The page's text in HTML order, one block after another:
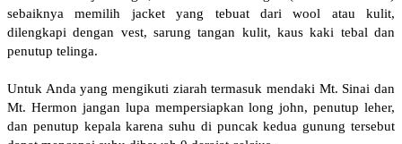
sebaiknya memilih jacket yang tebuat dari wool atau kulit,
dilengkapi dengan vest, sarung tangan kulit, kaus kaki tebal dan
penutup telinga.
Untuk Anda yang mengikuti ziarah termasuk mendaki Mt. Sinai dan
Mt. Hermon jangan lupa mempersiapkan long john, penutup leher,
dan penutup kepala karena suhu di puncak kedua gunung tersebut